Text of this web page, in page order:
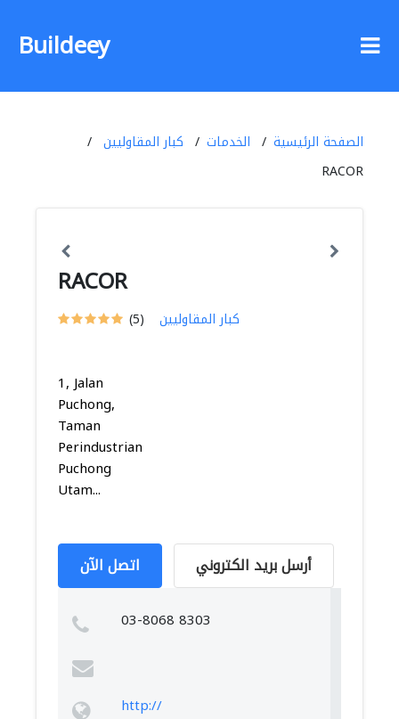
Buildeey
الصفحة الرئيسية الخدمات
كبار المقاوليين
RACOR
RACOR
(5) كبار المقاوليين
1, Jalan
Puchong,
Taman
Perindustrian
Puchong
Utam...
اتصل الآن أرسل بريد الكتروني
03-8068 8303
http://